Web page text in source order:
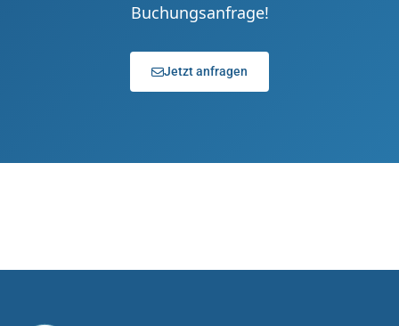
Buchungsanfrage!
Jetzt anfragen